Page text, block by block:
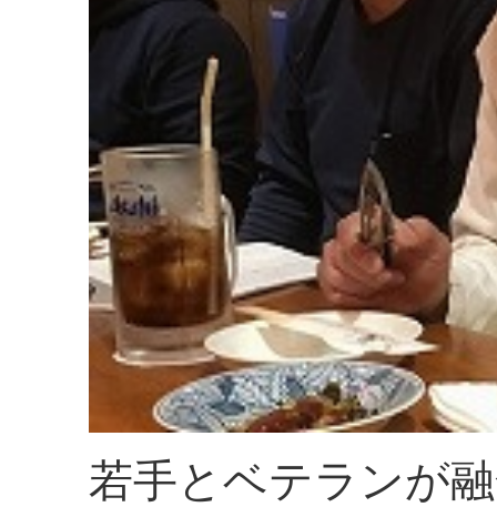
若手とベテランが